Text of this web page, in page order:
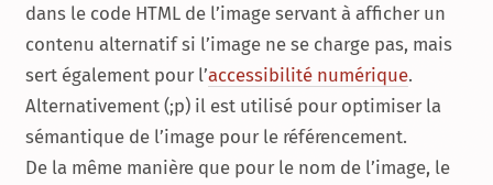
dans le code HTML de l’image servant à afficher un
contenu alternatif si l’image ne se charge pas, mais
sert également pour l’accessibilité numérique.
Alternativement (;p) il est utilisé pour optimiser la
sémantique de l’image pour le référencement.
De la même manière que pour le nom de l’image, le